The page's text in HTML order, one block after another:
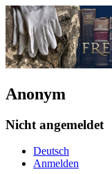
Anonym
Nicht angemeldet
Deutsch
Anmelden